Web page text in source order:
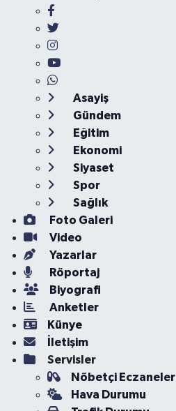
Asayiş
Gündem
Eğitim
Ekonomi
Siyaset
Spor
Sağlık
Foto Galeri
Video
Yazarlar
Röportaj
Biyografi
Anketler
Künye
İletişim
Servisler
Nöbetçi Eczaneler
Hava Durumu